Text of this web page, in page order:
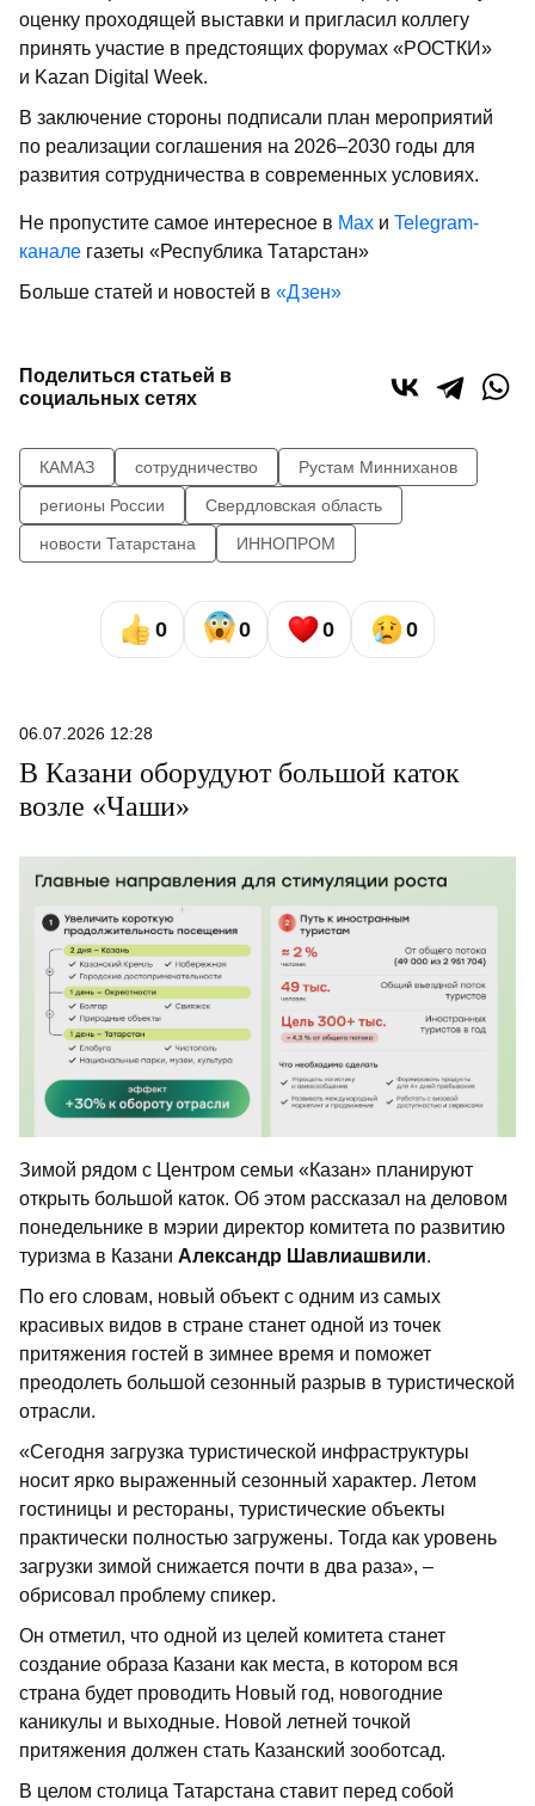
оценку проходящей выставки и пригласил коллегу
принять участие в предстоящих форумах «РОСТКИ»
и Kazan Digital Week.
В заключение стороны подписали план мероприятий
по реализации соглашения на 2026–2030 годы для
развития сотрудничества в современных условиях.
Не пропустите самое интересное в Max и Telegram-
канале газеты «Республика Татарстан»
Больше статей и новостей в «Дзен»
Поделиться статьей в
социальных сетях
КАМАЗ сотрудничество
Рустам Минниханов
регионы России
Свердловская область
новости Татарстана
ИННОПРОМ
0 0 0 0
06.07.2026 12:28
В Казани оборудуют большой каток
возле «Чаши»
Зимой рядом с Центром семьи «Казан» планируют
открыть большой каток. Об этом рассказал на деловом
понедельнике в мэрии директор комитета по развитию
туризма в Казани Александр Шавлиашвили.
По его словам, новый объект с одним из самых
красивых видов в стране станет одной из точек
притяжения гостей в зимнее время и поможет
преодолеть большой сезонный разрыв в туристической
отрасли.
«Сегодня загрузка туристической инфраструктуры
носит ярко выраженный сезонный характер. Летом
гостиницы и рестораны, туристические объекты
практически полностью загружены. Тогда как уровень
загрузки зимой снижается почти в два раза», –
обрисовал проблему спикер.
Он отметил, что одной из целей комитета станет
создание образа Казани как места, в котором вся
страна будет проводить Новый год, новогодние
каникулы и выходные. Новой летней точкой
притяжения должен стать Казанский зооботсад.
В целом столица Татарстана ставит перед собой